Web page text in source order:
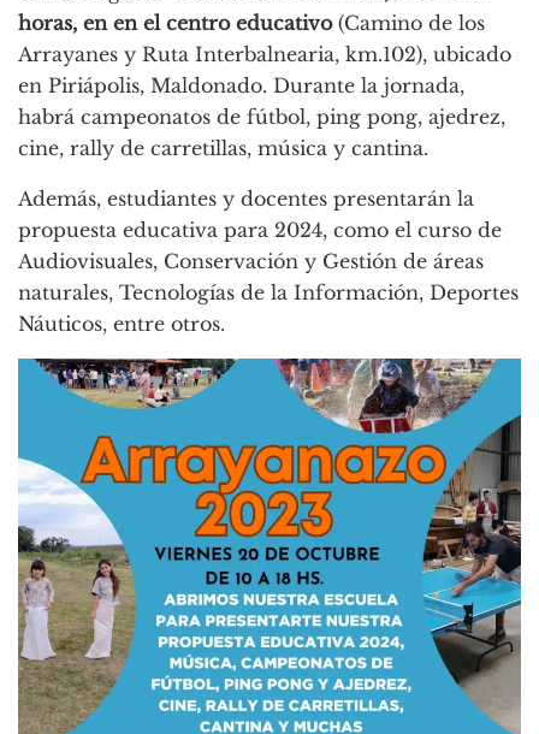
horas, en en el centro educativo(Camino de los
Arrayanes y Ruta Interbalnearia, km.102), ubicado
en Piriápolis, Maldonado. Durante la jornada,
habrá campeonatos de fútbol, ping pong, ajedrez,
cine, rally de carretillas, música y cantina.
Además, estudiantes y docentes presentarán la
propuesta educativa para 2024, como el curso de
Audiovisuales, Conservación y Gestión de áreas
naturales, Tecnologías de la Información, Deportes
Náuticos, entre otros.